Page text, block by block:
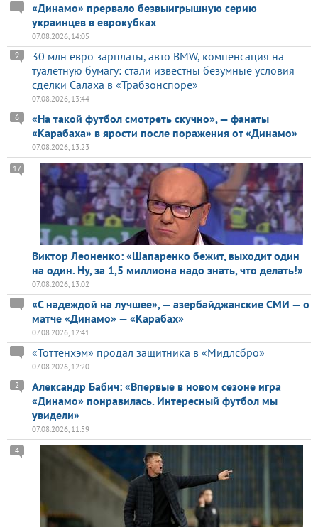
«Динамо» прервало безвыигрышную серию
украинцев в еврокубках
07.08.2026, 14:05
30 млн евро зарплаты, авто BMW, компенсация на
туалетную бумагу: стали известны безумные условия
сделки Салаха в «Трабзонспоре»
9
07.08.2026, 13:44
«На такой футбол смотреть скучно», — фанаты
«Карабаха» в ярости после поражения от «Динамо»
6
07.08.2026, 13:23
Виктор Леоненко: «Шапаренко бежит, выходит один
на один. Ну, за 1,5 миллиона надо знать, что делать!»
17
07.08.2026, 13:02
«С надеждой на лучшее», — азербайджанские СМИ — о
матче «Динамо» — «Карабах»
07.08.2026, 12:41
«Тоттенхэм» продал защитника в «Мидлсбро»
07.08.2026, 12:20
Александр Бабич: «Впервые в новом сезоне игра
«Динамо» понравилась. Интересный футбол мы
увидели»
2
07.08.2026, 11:59
4